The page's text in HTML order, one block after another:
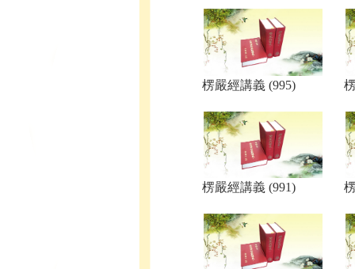
楞嚴經講義 (995)
楞嚴經講義 (991)